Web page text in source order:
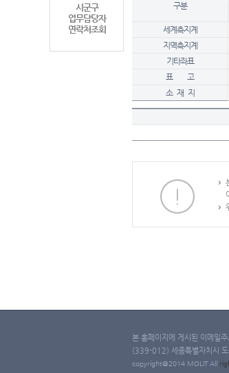
시군구
업무담당자
연락처조회
구분
세계측지계
지역측지계
기타좌표
표 고
소 재 지
본 홈페이지에 게시된 이메일
(339-012) 세종특별자치시
copyright@2014 MOLIT All